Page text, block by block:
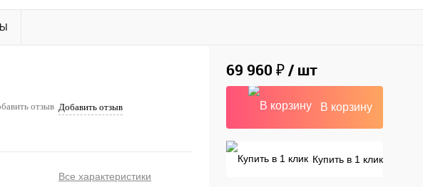
Добавить отзыв
Все характеристики
69 960 ₽/ шт
В корзину
Купить в 1 клик